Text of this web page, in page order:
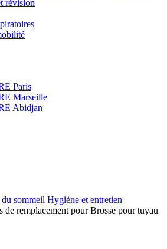
révision
Paris
Marseille
Abidjan
sommeil Hygiène et entretien
de remplacement pour Brosse pour tuyau